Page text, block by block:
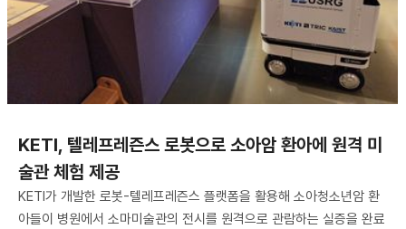
KETI, 텔레프레즌스 로봇으로 소아암 환아에 원격 미
술관 체험 제공
KETI가 개발한 로봇-텔레프레즌스 플랫폼을 활용해 소아청소년암 환
아들이 병원에서 소마미술관의 전시를 원격으로 관람하는 실증을 완료